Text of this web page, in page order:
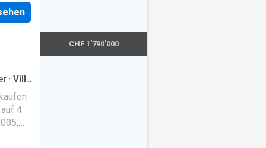
in
· Villa
auf 4
CHF 1'790'000